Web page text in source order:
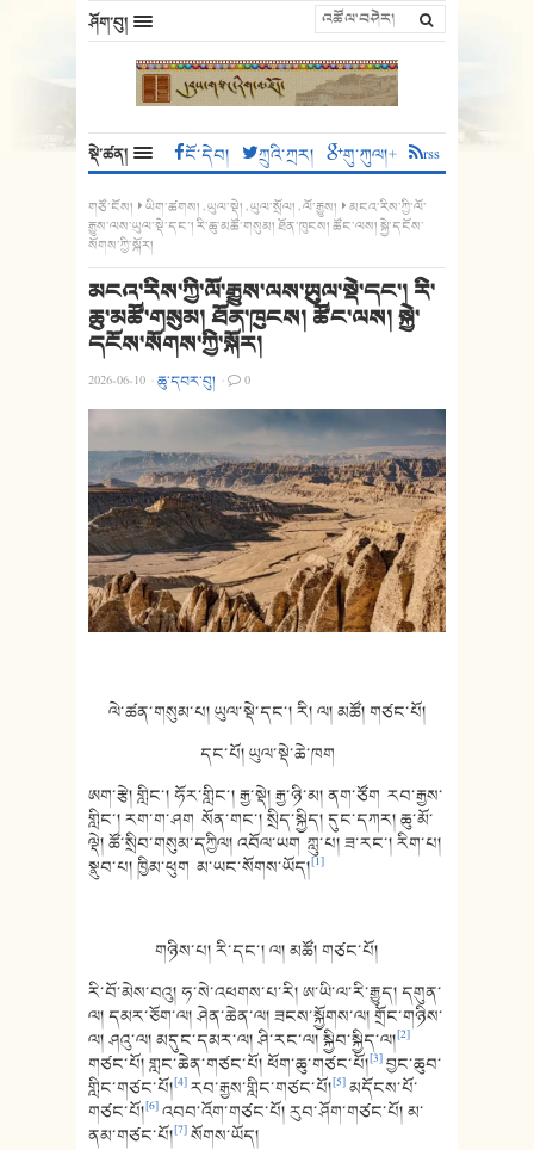
ཤོག་བུ།
སྡེ་ཚན། ངོ་དེབ། ཀྲུའི་ཀྲར། གུ་ཀུལ།+ rss
གཙོ་ངོས། ཡིག་ཚགས།,ཡུལ་སྡེ།,ཡུལ་སྲོལ།,ལོ་རྒྱུས།
མངའ་རིས་ཀྱི་ལོ་
རྒྱུས་ལས་ཡུལ་སྡེ་དང་། རི་ཆུ་མཚོ་གསུམ། ཐོན་ཁུངས། ཚོང་ལས། སྐྱེ་དངོས་
སོགས་ཀྱི་སྐོར།
མངའ་རིས་ཀྱི་ལོ་རྒྱུས་ལས་ཡུལ་སྡེ་དང་། རི་
ཆུ་མཚོ་གསུམ། ཐོན་ཁུངས། ཚོང་ལས། སྐྱེ་
དངོས་སོགས་ཀྱི་སྐོར།
2026-06-10 ·ཆུ་དབར་བུ། · 0
ལེ་ཚན་གསུམ་པ། ཡུལ་སྡེ་དང་། རི། ལ། མཚོ། གཙང་པོ།
དང་པོ། ཡུལ་སྡེ་ཆེ་ཁག
ཨག་རྩེ། གླིང་། ཧོར་གླིང་། རྒྱ་སྡེ། རྒྱ་ཉི་མ། ནག་ཙོག རབ་རྒྱས་
གླིང་། རག་ག་ཤག སོན་གང་། སྲིད་སྐྱིད། དུང་དཀར། ཆུ་མོ་
ལྡེ། ཚོ་སྲིབ་གསུམ་དཀྱིལ། འབོལ་ཡག ཀླུ་པ། ཟ་རང་། རིག་པ།
སྣུབ་པ། ཁྱིམ་ཕུག མ་ཡང་སོགས་ཡོད།[1]
གཉིས་པ། རི་དང་། ལ། མཚོ། གཙང་པོ།
རི་བོ་མེས་བའུ། ཧ་སེ་འཕགས་པ་རི། ཨ་ཡི་ལ་རི་རྒྱུད། དགུན་
ལ། དམར་ཅོག་ལ། ཤེན་ཆེན་ལ། ཟངས་སྐྱོགས་ལ། གྲོང་གཉིས་
ལ། ཤའུ་ལ། མདུང་དམར་ལ། ཤི་རང་ལ། སྐྱིབ་སྐྱིད་ལ།[2]
གཙང་པོ། གླང་ཆེན་གཙང་པོ། ཕོག་ཆུ་གཙང་པོ།[3]བྱང་ཆུབ་
གླིང་གཙང་པོ།[4]རབ་རྒྱས་གླིང་གཙང་པོ།[5]མདོངས་པོ་
གཙང་པོ།[6]འབབ་འོག་གཙང་པོ། རུབ་ཤོག་གཙང་པོ། མ་
ནམ་གཙང་པོ།[7]སོགས་ཡོད།